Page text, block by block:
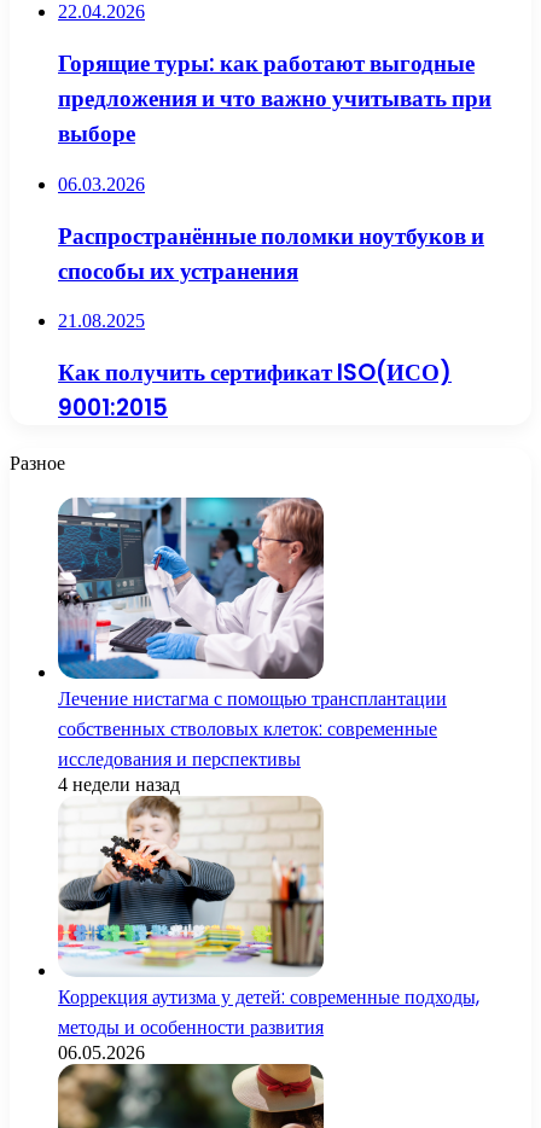
22.04.2026
Горящие туры: как работают выгодные
предложения и что важно учитывать при
выборе
06.03.2026
Распространённые поломки ноутбуков и
способы их устранения
21.08.2025
Как получить сертификат ISO(ИСО)
9001:2015
Разное
Лечение нистагма с помощью трансплантации
собственных стволовых клеток: современные
исследования и перспективы
4 недели назад
Коррекция аутизма у детей: современные подходы,
методы и особенности развития
06.05.2026